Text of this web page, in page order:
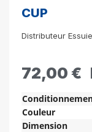
CUP
72,00 €
Couleur
Dimension